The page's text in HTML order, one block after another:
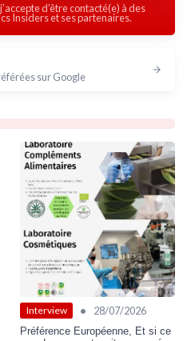
d’être contacté(e) à des
Insiders et ses partenaires.
sur Google
Interview • 28/07/2026
Préférence Européenne, Et si ce